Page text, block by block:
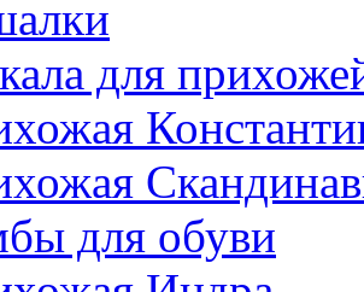
для
для обуви